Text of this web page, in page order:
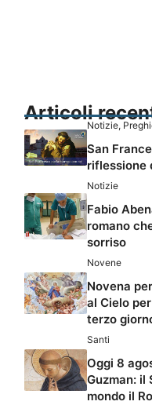
Articoli
Notizie,
San
riflessione
Notizie
Fabio
romano
sorriso
Novene
Novena
al Cielo
terzo
Santi
Oggi 8
Guzman: il
mondo il